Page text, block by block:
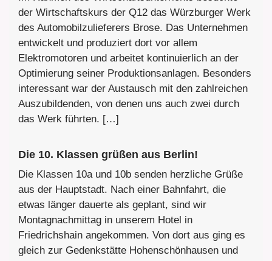
der Wirtschaftskurs der Q12 das Würzburger Werk
des Automobilzulieferers Brose. Das Unternehmen
entwickelt und produziert dort vor allem
Elektromotoren und arbeitet kontinuierlich an der
Optimierung seiner Produktionsanlagen. Besonders
interessant war der Austausch mit den zahlreichen
Auszubildenden, von denen uns auch zwei durch
das Werk führten. […]
Die 10. Klassen grüßen aus Berlin!
Die Klassen 10a und 10b senden herzliche Grüße
aus der Hauptstadt. Nach einer Bahnfahrt, die
etwas länger dauerte als geplant, sind wir
Montagnachmittag in unserem Hotel in
Friedrichshain angekommen. Von dort aus ging es
gleich zur Gedenkstätte Hohenschönhausen und